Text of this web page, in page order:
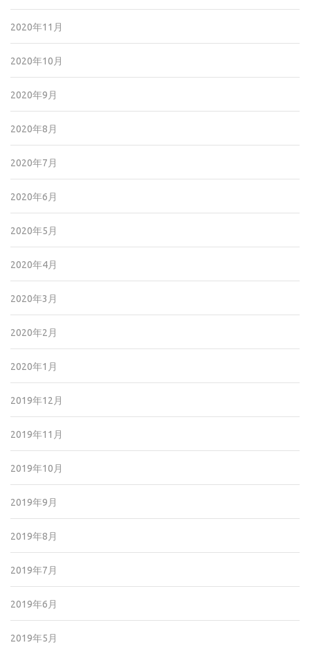
2020年11月
2020年10月
2020年9月
2020年8月
2020年7月
2020年6月
2020年5月
2020年4月
2020年3月
2020年2月
2020年1月
2019年12月
2019年11月
2019年10月
2019年9月
2019年8月
2019年7月
2019年6月
2019年5月